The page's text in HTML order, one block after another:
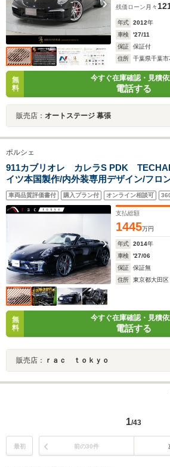
残価ローン 月々
年式 2012年
車検
'27/11
保証
保証付
住所
千葉県千葉
無
料
今すぐ在庫確認・見積
電話する
販売店： オートステージ 幕張
ポルシェ
911カブリオレ カレラS PDK
イツ本国製作/内外装専用デザイン/フロ
ドスカ-ト・リヤウィング・リヤディフュ
チ・Formula3 21インチアルミ・ブレ-キ
ルタリフティング・マフラ-/
車両品質評価書付 購入プラン付 オンライン相談可
支払総額
1445万円
年式 2014年
車検
'27/06
保証
保証無
住所
東京都大田区
無
料
今すぐ在庫確認・見積
電話する
販売店： ｒａｃ ｔｏｋｙｏ
1/43
最初 前の30件